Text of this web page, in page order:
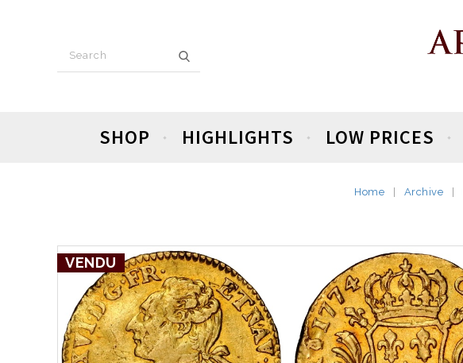
SHOP HIGHLIGHTS LOW PRICES
Home Archive
VENDU